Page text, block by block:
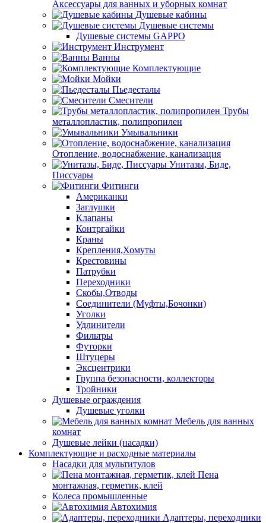
Аксессуары для ванных и уборных комнат
Душевые кабины
Душевые системы
Душевые системы GAPPO
Инструмент
Ванны
Комплектующие
Мойки
Пьедесталы
Смесители
Трубы
металлопластик, полипропилен
Умывальники
Отопление, водоснабжение, канализация
Унитазы, Биде,
Писсуары
Фитинги
Американки
Заглушки
Клапаны
Контргайки
Краны
Крепления,Хомуты
Крестовины
Патрубки
Переходники
Скобы,Отводы
Соединители (Муфты,Бочонки)
Уголки
Удлинители
Фильтры
Футорки
Штуцеры
Эксцентрики
Группа безопасности, коллекторы
Тройники
Душевые ограждения
Душевые уголки
Мебель для ванных
комнат
Душевые лейки (насадки)
Комплектующие и расходные материалы
Насадки для мультитулов
Пена
монтажная, герметик, клей
Колеса промышленные
Автохимия
Адаптеры, переходники